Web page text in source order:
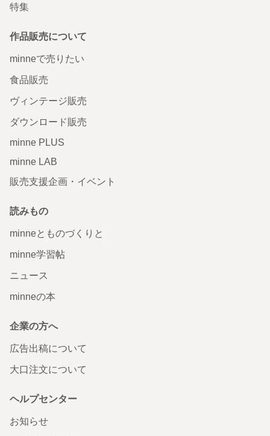
特集
作品販売について
minneで売りたい
食品販売
ヴィンテージ販売
ダウンロード販売
minne PLUS
minne LAB
販売支援企画・イベント
読みもの
minneとものづくりと
minne学習帖
ニュース
minneの本
企業の方へ
広告出稿について
大口注文について
ヘルプセンター
お知らせ